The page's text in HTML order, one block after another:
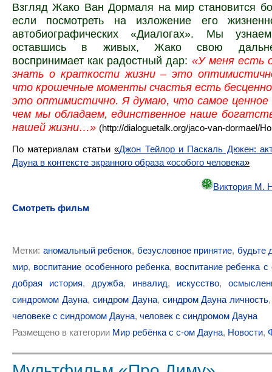
Взгляд Жако Ван Дормаля на мир становится
если посмотреть на изложение его
автобиографических «Диалогах». Мы
оставшись в живых, Жако свою
воспринимает как радостный дар: «У меня есть
знать о краткости жизни – это
что крошечные моменты счастья есть
это оптимистично. Я думаю, что самое ценное
чем мы обладаем, единственное наше
нашей жизни…» (http://dialoguetalk.org/jaco-van-dormael/
По материалам статьи«Джон Тейлор и Паскаль Дюкен:
Дауна в контексте экранного образа «особого человека»
Виктория М.
Смотреть фильм
Метки: аномальный ребенок, безусловное принятие, будьте
мир, воспитание особенного ребенка, воспитание ребенка
добрая история, дружба, инвалид, искусство,
синдромом Дауна, синдром Дауна, синдром Дауна личность
человеке с синдромом Дауна, человек с синдромом Дауна
Размещено в категории Мир ребёнка с с-ом Дауна, Новости,